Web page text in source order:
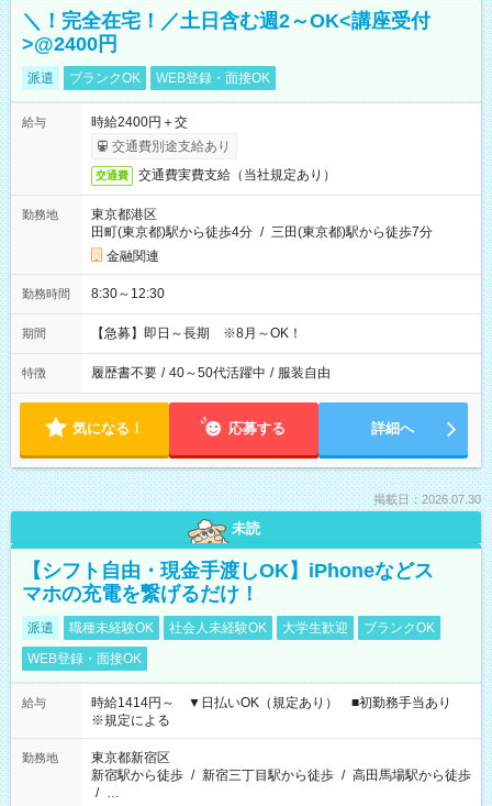
＼！完全在宅！／土日含む週2～OK<講座受付
>@2400円
派遣 ブランクOK WEB登録・面接OK
給与
時給2400円＋交
交通費別途支給あり
交通費 交通費実費支給（当社規定あり）
勤務地
東京都港区
田町(東京都)駅から徒歩4分 / 三田(東京都)駅から徒歩7分
金融関連
勤務時間 8:30～12:30
期間 【急募】即日～長期 ※8月～OK！
特徴 履歴書不要 / 40～50代活躍中 / 服装自由
気になる！ 応募する 詳細へ
掲載日：2026.07.30
未読
【シフト自由・現金手渡しOK】iPhoneなどス
マホの充電を繋げるだけ！
派遣 職種未経験OK 社会人未経験OK 大学生歓迎
ブランクOK
WEB登録・面接OK
給与
時給1414円～ ▼日払いOK（規定あり） ■初勤務手当あり
※規定による
勤務地
東京都新宿区
新宿駅から徒歩 / 新宿三丁目駅から徒歩 / 高田馬場駅から徒歩
/ …